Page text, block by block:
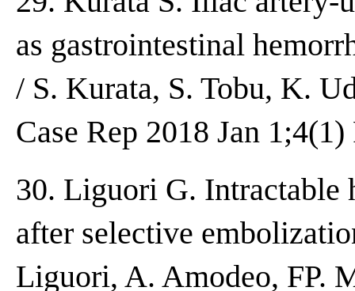
as gastrointestinal
/ S. Kurata, S. Tobu, K.
Case Rep 2018 Jan 1;4(1)
30. Liguori G. Intractable
after selective
Liguori, A. Amodeo, FP.